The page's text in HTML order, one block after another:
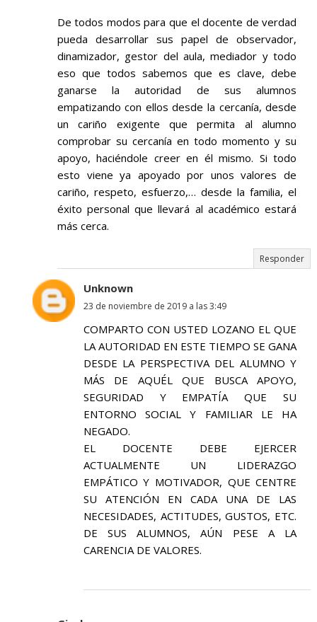
De todos modos para que el docente de verdad
pueda desarrollar sus papel de observador,
dinamizador, gestor del aula, mediador y todo
eso que todos sabemos que es clave, debe
ganarse la autoridad de sus alumnos
empatizando con ellos desde la cercanía, desde
un cariño exigente que permita al alumno
comprobar su cercanía en todo momento y su
apoyo, haciéndole creer en él mismo. Si todo
esto viene ya apoyado por unos valores de
cariño, respeto, esfuerzo,… desde la familia, el
éxito personal que llevará al académico estará
más cerca.
Responder
Unknown
23 de noviembre de 2019 a las 3:49
COMPARTO CON USTED LOZANO EL QUE
LA AUTORIDAD EN ESTE TIEMPO SE GANA
DESDE LA PERSPECTIVA DEL ALUMNO Y
MÁS DE AQUÉL QUE BUSCA APOYO,
SEGURIDAD Y EMPATÍA QUE SU
ENTORNO SOCIAL Y FAMILIAR LE HA
NEGADO.
EL DOCENTE DEBE EJERCER
ACTUALMENTE UN LIDERAZGO
EMPÁTICO Y MOTIVADOR, QUE CENTRE
SU ATENCIÓN EN CADA UNA DE LAS
NECESIDADES, ACTITUDES, GUSTOS, ETC.
DE SUS ALUMNOS, AÚN PESE A LA
CARENCIA DE VALORES.